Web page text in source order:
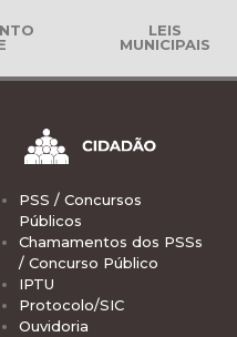
LEIS
MUNICIPAIS
PSS / Concursos
Públicos
Chamamentos dos PSSs
/ Concurso Público
IPTU
Protocolo/SIC
Ouvidoria